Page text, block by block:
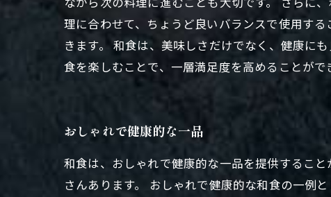
理に合わせて、ちょうど良いバランスで使用す
きます。 和食は、美味しさだけでなく、健康に
食を楽しむことで、一層満足度を高めることがで
おしゃれで健康的な一品
和食は、おしゃれで健康的な一品を提供するこ
さんあります。 おしゃれで健康的な和食の一例